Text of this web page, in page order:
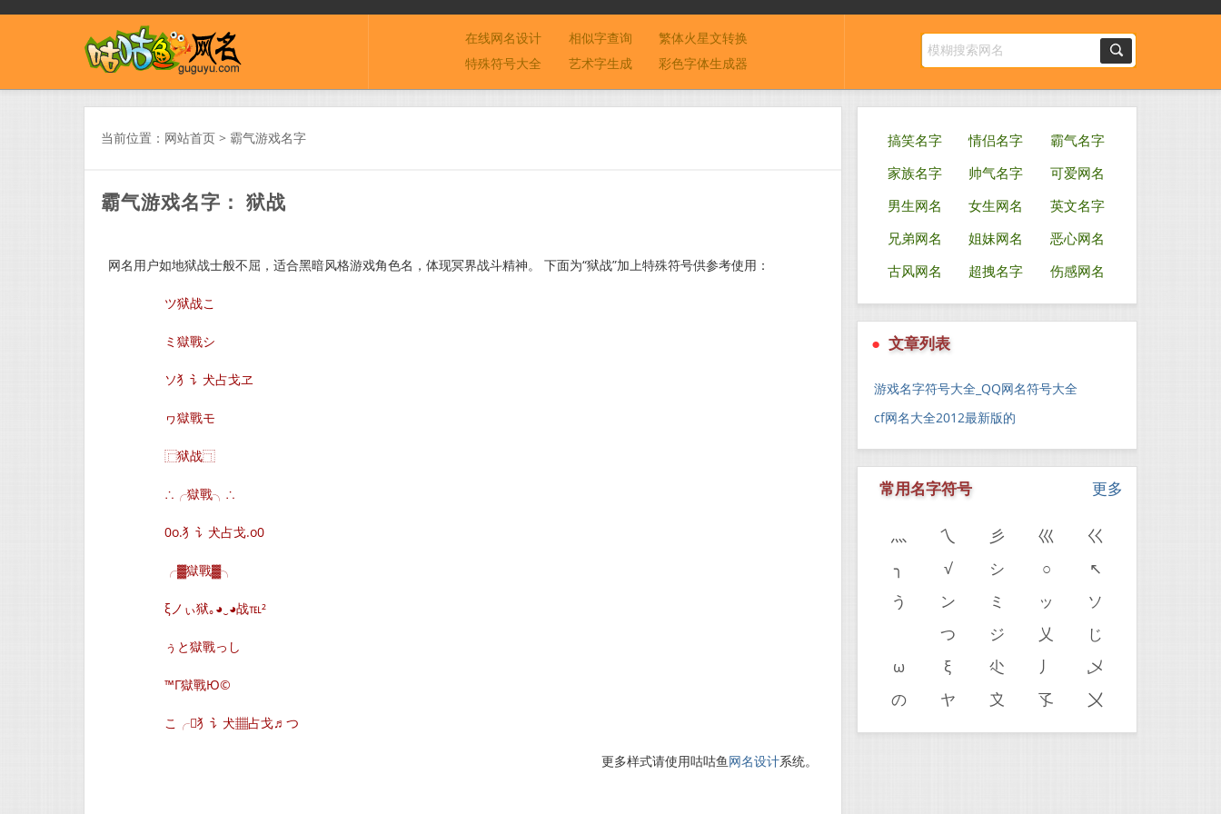
在线网名设计 相似字查询
繁体火星文转换
特殊符号大全
艺术字生成 彩色字体生成器
当前位置： 网站首页 > 霸气游戏名字
霸气游戏名字： 狱战
网名用户如地狱战士般不屈，适合黑暗风格游戏角色名，体现冥界战斗精神。 下面为“狱战”加上特殊符号供参考使用：
ツ狱战こ
ミ獄戰シ
ソ犭讠犬占戈ヱ
ヮ獄戰モ
⿸狱战⿹
∴╭獄戰╮∴
0o.犭讠犬占戈.o0
╭▓獄戰▓╮
ξノぃ狱｡◕‿◕战℡²
ぅと獄戰っし
™Г獄戰Ю©
こ╭犭讠犬▦占戈♬つ
更多样式请使用咕咕鱼网名设计系统。
搞笑名字 情侣名字
霸气名字
家族名字
帅气名字
可爱网名
男生网名
女生网名
英文名字
兄弟网名
姐妹网名
恶心网名
古风网名
超拽名字 伤感网名
● 文章列表
游戏名字符号大全_QQ网名符号大全
cf网名大全2012最新版的
更多
常用名字符号
灬 乀 彡 巛
巜
╮
√ シ ○
↖
う
ン ミ ッ
ソ
つ ジ 乂
じ
ω
ξ 尐 丿
乄
の
ヤ 〩 孓 〤